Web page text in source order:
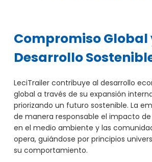
Compromiso Global
Desarrollo
LeciTrailer contribuye al desarrollo
global a través de su expansión
priorizando un futuro sostenible. La
de manera responsable el impacto
en el medio ambiente y las
opera, guiándose por principios
su comportamiento.